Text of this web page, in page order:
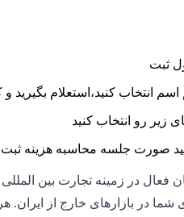
ثبت
انتخاب کنید،استعلام بگیرید
زیر رو انتخاب کنید
صورت جلسه محاسبه هزینه
فعال در زمینه تجارت بین
شما در بازارهای خارج از